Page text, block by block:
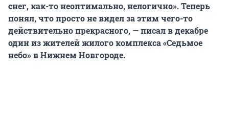
снег, как-то неоптимально, нелогично». Теперь
понял, что просто не видел за этим чего-то
действительно прекрасного, — писал в декабре
один из жителей жилого комплекса «Седьмое
небо» в Нижнем Новгороде.